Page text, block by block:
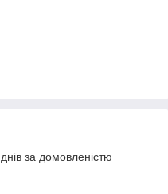
за домовленістю